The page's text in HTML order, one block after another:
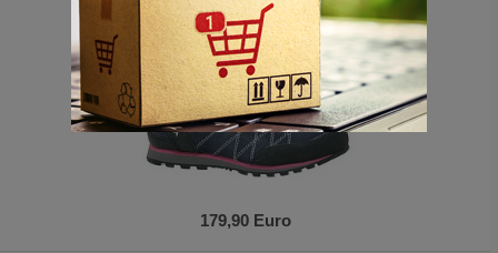
179,90 Euro